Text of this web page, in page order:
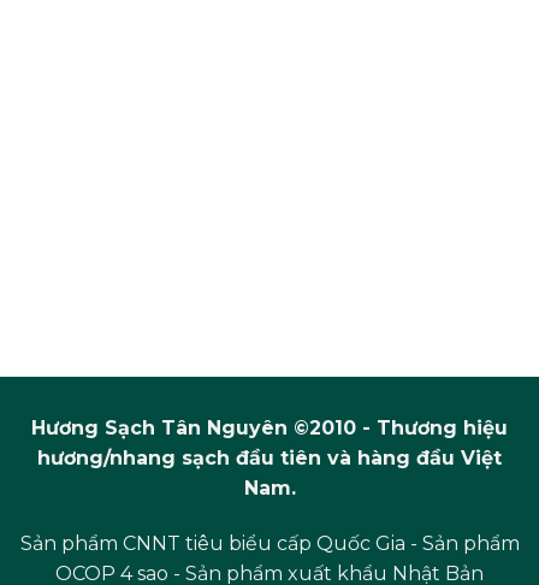
Hương Sạch Tân Nguyên ©2010 - Thương hiệu
hương/nhang sạch đầu tiên và hàng đầu Việt
Nam.
Sản phẩm CNNT tiêu biểu cấp Quốc Gia - Sản phẩm
OCOP 4 sao - Sản phẩm xuất khẩu Nhật Bản